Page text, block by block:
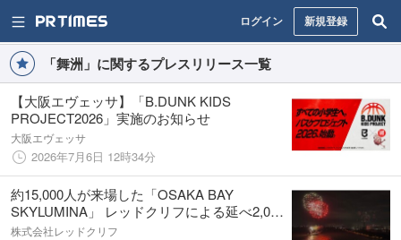
ログイン 新規登録
「舞洲」に関するプレスリリース一覧
【大阪エヴェッサ】「B.DUNK KIDS
PROJECT2026」実施のお知らせ
大阪エヴェッサ
2026年7月6日 12時34分
約15,000人が来場した「OSAKA BAY
SKYLUMINA」 レッドクリフによる延べ2,000
機のドローンショーが舞洲の夜空を彩る
株式会社レッドクリフ